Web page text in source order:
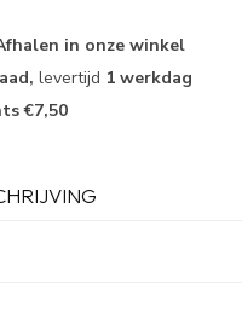
in onze winkel
levertijd 1 werkdag
€7,50